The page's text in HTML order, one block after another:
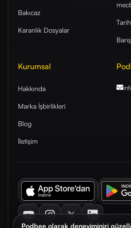
Podbee olarak deneyiminizi
Bakıcaz
Karanlık Dosyalar
Kurumsal
Hakkında
Marka İşbirlikleri
Blog
İletişim